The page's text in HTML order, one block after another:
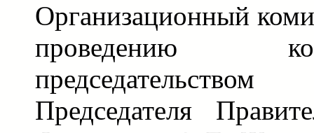
Организационный
проведению
Председателя